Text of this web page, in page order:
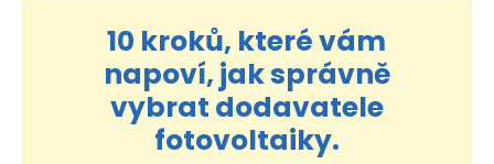
10 kroků, které vám
napoví, jak správně
vybrat dodavatele
fotovoltaiky.